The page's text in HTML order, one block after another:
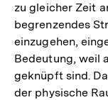
zu gleicher Zeit
begrenzendes
einzugehen,
Bedeutung, weil
geknüpft sind.
der physische